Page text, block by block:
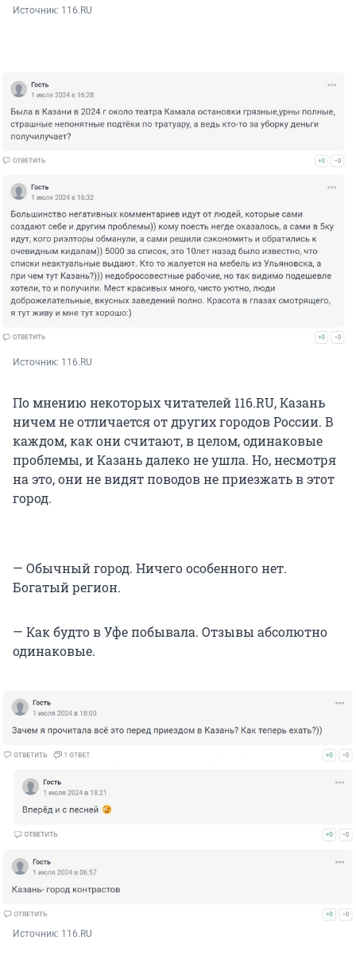
Источник: 116.RU
Источник: 116.RU
По мнению некоторых читателей 116.RU, Казань
ничем не отличается от других городов России. В
каждом, как они считают, в целом, одинаковые
проблемы, и Казань далеко не ушла. Но, несмотря
на это, они не видят поводов не приезжать в этот
город.
— Обычный город. Ничего особенного нет.
Богатый регион.
— Как будто в Уфе побывала. Отзывы абсолютно
одинаковые.
Источник: 116.RU